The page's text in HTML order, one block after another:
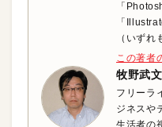
「
「
（いずれ
この著者
牧野武文
フリーラ
ジネスや